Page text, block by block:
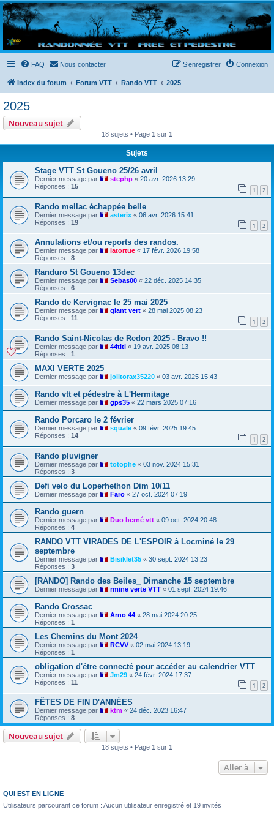
Randovttfree.fr
Bienvenue sur le site des randos vtt et pédestre de Bretagne . Bonne navigation sur le site
et bonnes randos dans l'Ouest !
FAQ Nous contacter Connexion
S’enregistrer
Index du forum Forum VTT Rando VTT 2025
2025
Nouveau sujet
18 sujets • Page 1 sur 1
Sujets
Stage VTT St Goueno 25/26 avril
Dernier message par stephp « 20 avr. 2026 13:29
Réponses : 15 1 2
Rando mellac échappée belle
Dernier message par asterix « 06 avr. 2026 15:41
Réponses : 19 1 2
Annulations et/ou reports des randos.
Dernier message par latortue « 17 févr. 2026 19:58
Réponses : 8
Randuro St Goueno 13dec
Dernier message par Sebas00 « 22 déc. 2025 14:35
Réponses : 6
Rando de Kervignac le 25 mai 2025
Dernier message par giant vert « 28 mai 2025 08:23
Réponses : 11 1 2
Rando Saint-Nicolas de Redon 2025 - Bravo !!
Dernier message par 44titi « 19 avr. 2025 08:13
Réponses : 1
MAXI VERTE 2025
Dernier message par jolitorax35220 « 03 avr. 2025 15:43
Rando vtt et pédestre à L'Hermitage
Dernier message par gps35 « 22 mars 2025 07:16
Rando Porcaro le 2 février
Dernier message par squale « 09 févr. 2025 19:45
Réponses : 14 1 2
Rando pluvigner
Dernier message par totophe « 03 nov. 2024 15:31
Réponses : 3
Defi velo du Loperhethon Dim 10/11
Dernier message par Faro « 27 oct. 2024 07:19
Rando guern
Dernier message par Duo berné vtt « 09 oct. 2024 20:48
Réponses : 4
RANDO VTT VIRADES DE L'ESPOIR à Locminé le 29
septembre
Dernier message par Bisiklet35 « 30 sept. 2024 13:23
Réponses : 3
[RANDO] Rando des Beiles_ Dimanche 15 septembre
Dernier message par rmine verte VTT « 01 sept. 2024 19:46
Rando Crossac
Dernier message par Arno 44 « 28 mai 2024 20:25
Réponses : 1
Les Chemins du Mont 2024
Dernier message par RCVV « 02 mai 2024 13:19
Réponses : 1
obligation d'être connecté pour accéder au calendrier VTT
Dernier message par Jm29 « 24 févr. 2024 17:37
Réponses : 11 1 2
FÊTES DE FIN D'ANNÉES
Dernier message par ktm « 24 déc. 2023 16:47
Réponses : 8
Nouveau sujet
18 sujets • Page 1 sur 1
Aller à
QUI EST EN LIGNE
Utilisateurs parcourant ce forum : Aucun utilisateur enregistré et 19 invités